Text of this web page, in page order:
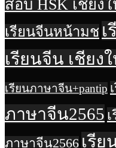
สอบ HSK เชียง
เรียนจีนหน้ามช เ
เรียนจีน เชียง
เรียนภาษาจีน+pantip
ภาษาจีน2565
ภาษาจีน2566 เรีย